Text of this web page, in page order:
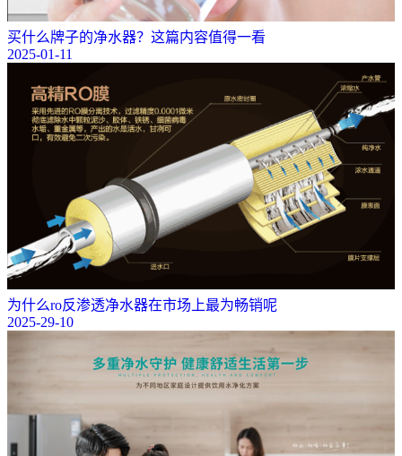
买什么牌子的净水器？这篇内容值得一看
2025-01-11
为什么ro反渗透净水器在市场上最为畅销呢
2025-29-10